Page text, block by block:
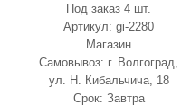
Под заказ 4 шт.
Артикул: gi-2280
Магазин
Самовывоз: г. Волгоград,
ул. Н. Кибальчича, 18
Срок: Завтра